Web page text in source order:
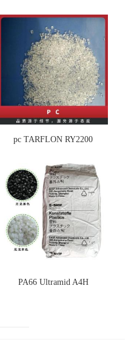
pc TARFLON RY2200
PA66 Ultramid A4H